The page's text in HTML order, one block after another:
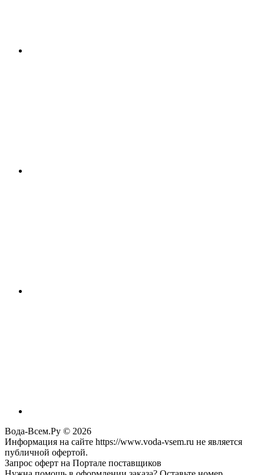
Вода-Всем.Ру © 2026
Информация на сайте https://www.voda-vsem.ru не является
публичной офертой.
Запрос оферт на Портале поставщиков